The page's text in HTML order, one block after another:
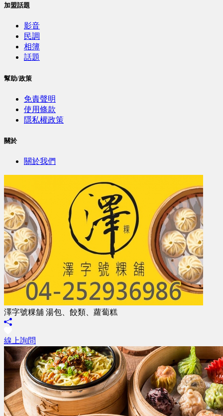
加盟話題
影音
民調
相簿
話題
幫助/政策
免責聲明
使用條款
隱私權政策
關於
關於我們
澤字號粿舖 湯包、餃類、蘿蔔糕
線上詢問